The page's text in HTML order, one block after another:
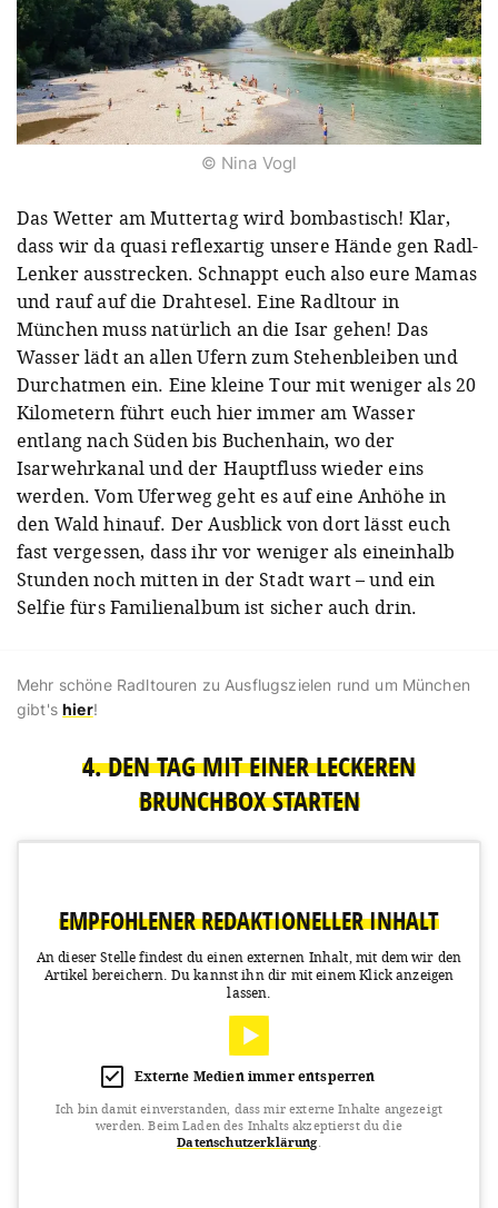
© Nina Vogl
Das Wetter am Muttertag wird bombastisch! Klar,
dass wir da quasi reflexartig unsere Hände gen Radl-
Lenker ausstrecken. Schnappt euch also eure Mamas
und rauf auf die Drahtesel. Eine Radltour in
München muss natürlich an die Isar gehen! Das
Wasser lädt an allen Ufern zum Stehenbleiben und
Durchatmen ein. Eine kleine Tour mit weniger als 20
Kilometern führt euch hier immer am Wasser
entlang nach Süden bis Buchenhain, wo der
Isarwehrkanal und der Hauptfluss wieder eins
werden. Vom Uferweg geht es auf eine Anhöhe in
den Wald hinauf. Der Ausblick von dort lässt euch
fast vergessen, dass ihr vor weniger als eineinhalb
Stunden noch mitten in der Stadt wart – und ein
Selfie fürs Familienalbum ist sicher auch drin.
Mehr schöne Radltouren zu Ausflugszielen rund um München
gibt'shier!
4. DEN TAG MIT EINER LECKEREN
BRUNCHBOX STARTEN
EMPFOHLENER REDAKTIONELLER INHALT
An dieser Stelle findest du einen externen Inhalt, mit dem wir den
Artikel bereichern. Du kannst ihn dir mit einem Klick anzeigen
lassen.
Externe Medien immer entsperren
Ich bin damit einverstanden, dass mir externe Inhalte angezeigt
werden. Beim Laden des Inhalts akzeptierst du die
Datenschutzerklärung